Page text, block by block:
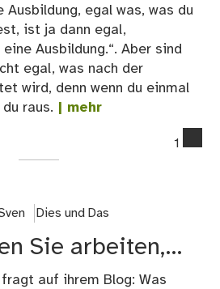
Ausbildung, egal was, was du
ist ja dann egal,
Ausbildung.“. Aber sind
egal, was nach der
wird, denn wenn du einmal
raus. | mehr
1
Dies und Das
Sie arbeiten,…
auf ihrem Blog: Was